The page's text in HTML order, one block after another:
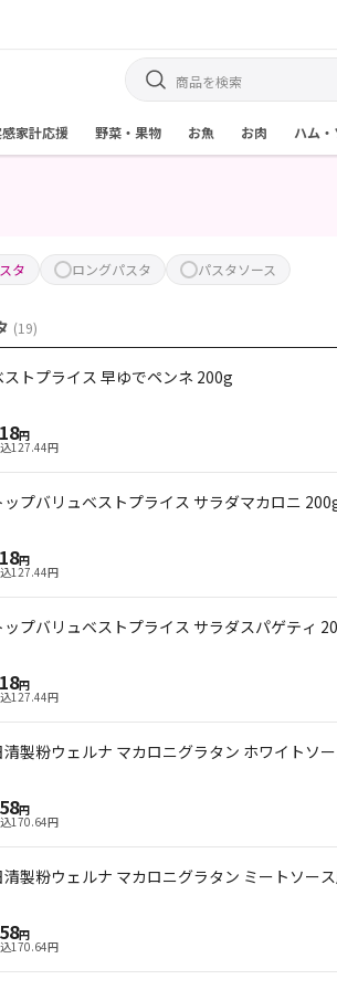
家計応援 野菜・果物 お魚 お肉 ハム
タ ロングパスタ パスタソース
(19)
ストプライス 早ゆでペンネ 200g
円
127.44円
ップバリュベストプライス サラダマカロニ
円
127.44円
ップバリュベストプライス サラダスパゲティ
円
127.44円
清製粉ウェルナ マカロニグラタン ホワイトソ
円
170.64円
清製粉ウェルナ マカロニグラタン ミートソー
円
170.64円